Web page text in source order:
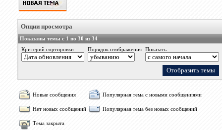
Опции просмотра
Показаны темы с 1 по 30 из 34
Критерий сортировки
Порядок отображения Показать
Новые сообщения Популярная тема с новыми сообщениями
Нет новых сообщений Популярная тема без новых сообщений
Тема закрыта